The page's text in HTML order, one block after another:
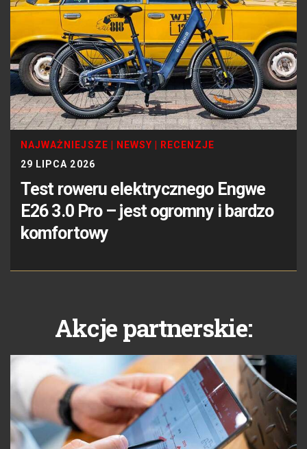
NAJWAŻNIEJSZE NEWSY
RECENZJE
29 LIPCA 2026
Test roweru elektrycznego Engwe
E26 3.0 Pro – jest ogromny i bardzo
komfortowy
Akcje partnerskie: